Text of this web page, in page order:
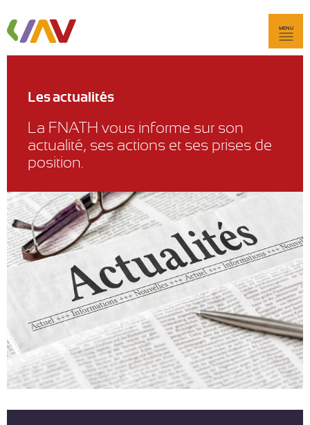
MENU
Les actualités
La FNATH vous informe sur son
actualité, ses actions et ses prises de
position.